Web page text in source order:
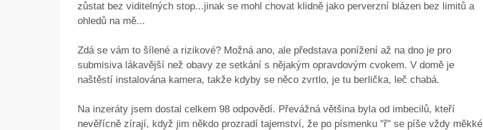
zůstat bez viditelných stop...jinak se mohl chovat klidně jako perverzní blázen bez limitů a
ohledů na mě...
Zdá se vám to šílené a rizikové? Možná ano, ale představa ponížení až na dno je pro
submisiva lákavější než obavy ze setkání s nějakým opravdovým cvokem. V domě je
naštěstí instalována kamera, takže kdyby se něco zvrtlo, je tu berlička, leč chabá.
Na inzeráty jsem dostal celkem 98 odpovědí. Převážná většina byla od imbecilů, kteří
nevěřícně zírají, když jim někdo prozradí tajemství, že po písmenku "ř" se píše vždy měkké